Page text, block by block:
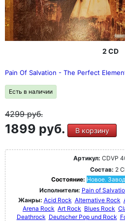
2 CD
Pain Of Salvation - The Perfect
Есть в наличии
4299руб.
1899 руб. В корзину
Артикул: CDVP
Состав: 2
Состояние: Новое.
Исполнители: Pain of
Жанры: Acid Rock Alternative Rock
Arena Rock Art Rock Blues Rock
Deathrock Deutscher Pop und Rock